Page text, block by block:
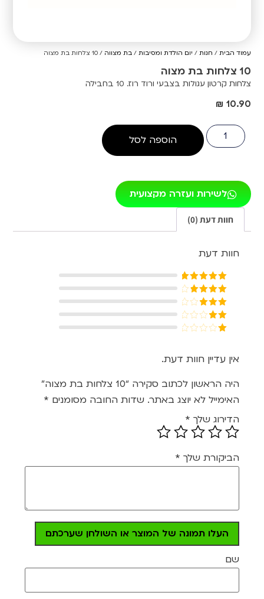
עמוד הבית / חנות / יום הולדת ומסיבות /בת מצווה / 10 צלחות בת מצוה
10 צלחות בת מצוה
צלחות קרטון עגולות בצבעי ורוד רוז. 10 בחבילה
₪ 10.90
הוספה לסל
לשירות ועזרה מקצועית
חוות דעת (0)
חוות דעת
דורג5מתוך
5
דורג4
מתוך 5
דורג3
מתוך 5
דורג
מתוך
5
אין עדיין חוות דעת.
היה הראשון לכתוב סקירה “10 צלחות בת מצוה”
האימייל לא יוצג באתר. שדות החובה מסומנים *
הדירוג שלך *
הביקורת שלך *
העלו תמונה של המוצר או השולחן שערכתם
שם